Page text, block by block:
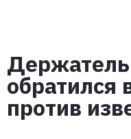
обратился
против